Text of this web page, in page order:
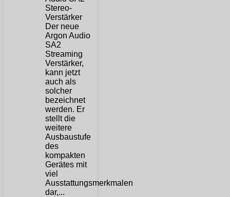
Der neue
Argon Audio
SA2
Streaming
Verstärker,
kann jetzt
auch als
solcher
bezeichnet
werden. Er
stellt die
weitere
Ausbaustufe
des
kompakten
Gerätes mit
viel
Ausstattungsmerkmalen
dar,...